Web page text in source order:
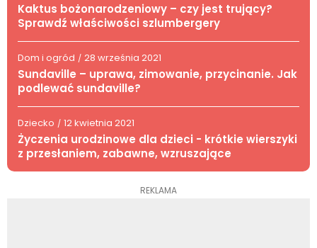
Kaktus bożonarodzeniowy – czy jest trujący?
Sprawdź właściwości szlumbergery
Dom i ogród / 28 września 2021
Sundaville – uprawa, zimowanie, przycinanie. Jak
podlewać sundaville?
Dziecko / 12 kwietnia 2021
Życzenia urodzinowe dla dzieci - krótkie wierszyki
z przesłaniem, zabawne, wzruszające
REKLAMA